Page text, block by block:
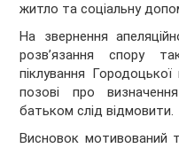
житло та соціальну
На звернення
розв’язання спору
піклування
позові про
батьком слід відмовити.
Висновок мотивований